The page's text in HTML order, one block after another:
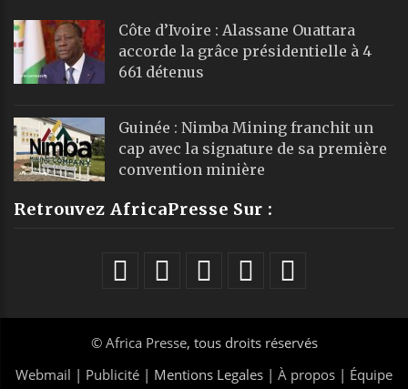
Côte d’Ivoire : Alassane Ouattara
accorde la grâce présidentielle à 4
661 détenus
Guinée : Nimba Mining franchit un
cap avec la signature de sa première
convention minière
Retrouvez AfricaPresse Sur :
© Africa Presse, tous droits réservés
Webmail | Publicité | Mentions Legales | À propos | Équipe